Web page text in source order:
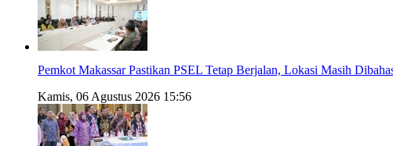
Pemkot Makassar Pastikan PSEL Tetap Berjalan, Lokasi Masih
Kamis, 06 Agustus 2026 15:56